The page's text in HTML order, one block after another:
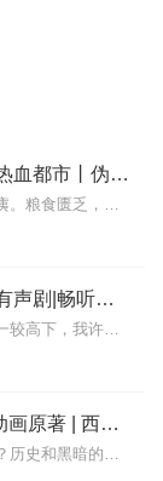
第九特区丨头陀渊演播丨搞笑热血都市丨伪戒丨VIP免费多人有声剧
【内容简介】灾变过后，大地满目疮痍。粮食匮乏，资源紧俏，局势混乱……一位从待规划区杀出来的青年，背对着漫天黄沙，孤身来到九区谋生，却不曾想偶然结识三五好友，一念...
大奉打更人丨头陀渊领衔多人有声剧|畅听全集|王鹤棣、田曦薇主演影视剧原著|卖报小郎君
【冒泡有奖】听说杨千幻那厮要与我一较高下，我许七安要开始装叉了！快进入声音播放页戳下方输入框，冒个泡偷偷告诉我，我要用哪些诗词才能胜过他？说得好的，有赏！202...
诡秘之主 | 多人有声剧丨同名动画原著 | 西幻克苏鲁 | 乌贼作品
蒸汽与机械的浪潮中，谁能触及非凡？历史和黑暗的迷雾里，又是谁在耳语？我从诡秘中醒来，睁眼看见这个世界：枪械，大炮，巨舰，飞空艇，差分机；魔药，占卜，诅咒，倒吊人...